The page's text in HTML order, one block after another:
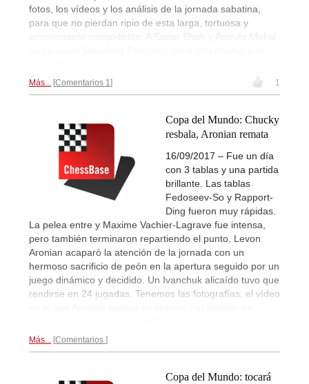
fotos, los vídeos y los análisis de la jornada sabatina,
para que no pierdan ripio de esta larga, tortuosa y
emocionante competición. A Sagar Shah y Amruta Mokal
Más... Comentarios 1 1
Copa del Mundo: Chucky
resbala, Aronian remata
16/09/2017 – Fue un día
con 3 tablas y una partida
brillante. Las tablas
Fedoseev-So y Rapport-
Ding fueron muy rápidas.
La pelea entre y Maxime Vachier-Lagrave fue intensa,
pero también terminaron repartiendo el punto. Levon
Aronian acaparó la atención de la jornada con un
hermoso sacrificio de peón en la apertura seguido por un
juego dinámico y decidido. Un Ivanchuk alicaído tuvo que
rendirse en 24 jugadas. Tenemos las fotografías, el vídeo
Más... Comentarios
Copa del Mundo: tocará